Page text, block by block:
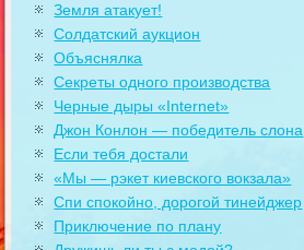
Земля атакует!
Солдатский аукцион
Объяснялка
Секреты одного производства
Черные дыры «Internet»
Джон Конлон — победитель слона
Если тебя достали
«Мы — рэкет киевского вокзала»
Спи спокойно, дорогой тинейджер
Приключение по плану